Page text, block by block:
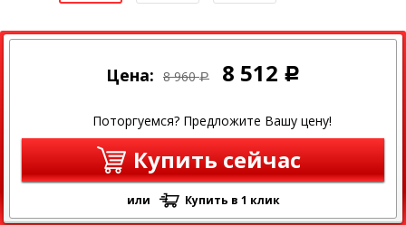
Цена: 8 960 Р 8 512 Р
Поторгуемся? Предложите Вашу цену!
Купить сейчас
или Купить в 1 клик